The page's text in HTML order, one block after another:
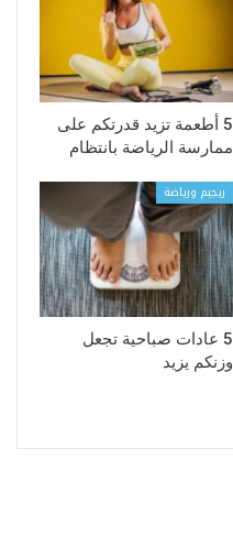
5 أطعمة تزيد قدرتكم على
ممارسة الرياضة بانتظام
ريجيم ورياضة
5 عادات صباحية تجعل
وزنكم يزيد